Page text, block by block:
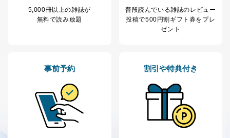
5,000冊以上の雑誌が
無料で読み放題
普段読んでいる雑誌のレビュー
投稿で500円割ギフト券をプレ
ゼント
事前予約 割引や特典付き